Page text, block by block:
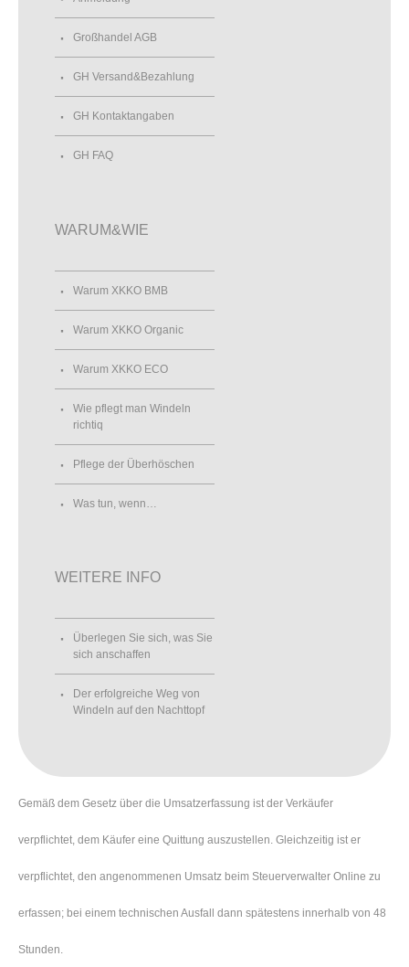
Großhandel AGB
GH Versand&Bezahlung
GH Kontaktangaben
GH FAQ
WARUM&WIE
Warum XKKO BMB
Warum XKKO Organic
Warum XKKO ECO
Wie pflegt man Windeln
richtiq
Pflege der Überhöschen
Was tun, wenn…
WEITERE INFO
Überlegen Sie sich, was Sie
sich anschaffen
Der erfolgreiche Weg von
Windeln auf den Nachttopf
Gemäß dem Gesetz über die Umsatzerfassung ist der Verkäufer
verpflichtet, dem Käufer eine Quittung auszustellen. Gleichzeitig ist er
verpflichtet, den angenommenen Umsatz beim Steuerverwalter Online zu
erfassen; bei einem technischen Ausfall dann spätestens innerhalb von 48
Stunden.